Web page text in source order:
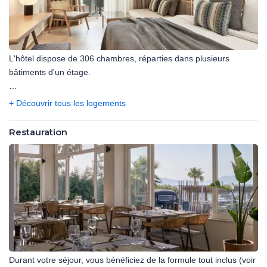
L'hôtel dispose de 306 chambres, réparties dans plusieurs
bâtiments d'un étage.
Chambre double vue à l'intérieur des terres (20 m²), équipée de :
- Salle de bain avec douche, sèche-cheveux.
- Wi-Fi.
- Téléphone.
- Télévision.
- Coffre-fort.
- Mini-réfrigérateur.
- Nécessaire à thé/café.
- Terrasse ou balcon vue à l'intérieure des terres.
Capacité maximum : 2 adultes.
+ Découvrir tous les logements
Restauration
Durant votre séjour, vous bénéficiez de la formule tout inclus (voir